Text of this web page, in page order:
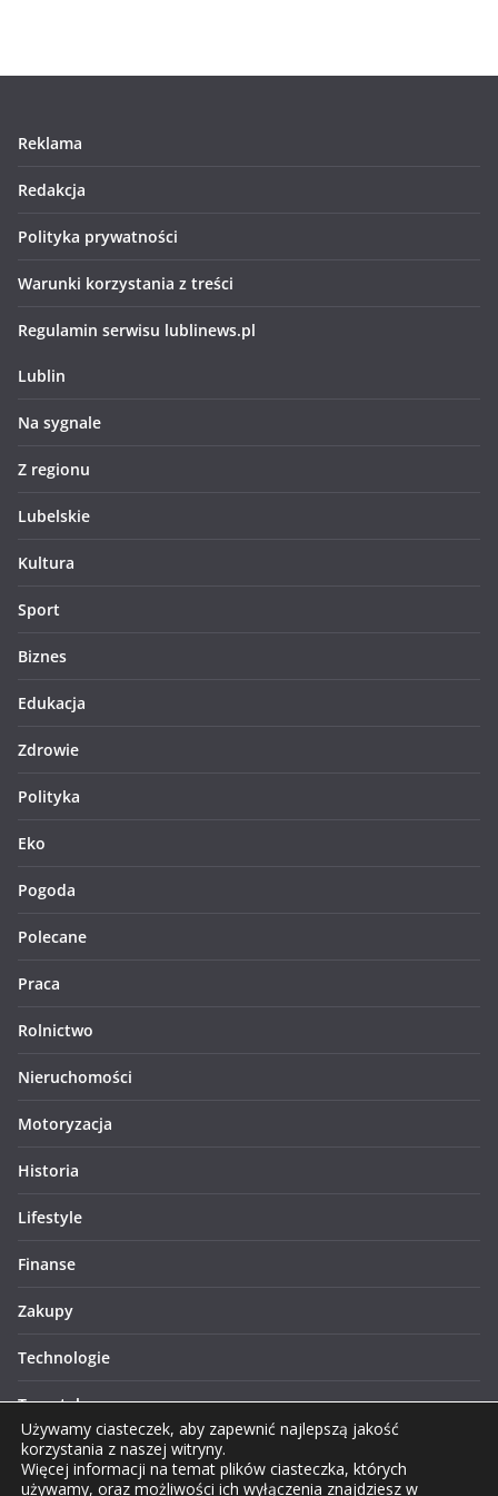
Reklama
Redakcja
Polityka prywatności
Warunki korzystania z treści
Regulamin serwisu lublinews.pl
Lublin
Na sygnale
Z regionu
Lubelskie
Kultura
Sport
Biznes
Edukacja
Zdrowie
Polityka
Eko
Pogoda
Polecane
Praca
Rolnictwo
Nieruchomości
Motoryzacja
Historia
Lifestyle
Finanse
Zakupy
Technologie
Turystyka
Używamy ciasteczek, aby zapewnić najlepszą jakość
korzystania z naszej witryny.
Więcej informacji na temat plików ciasteczka, których
używamy, oraz możliwości ich wyłączenia znajdziesz w